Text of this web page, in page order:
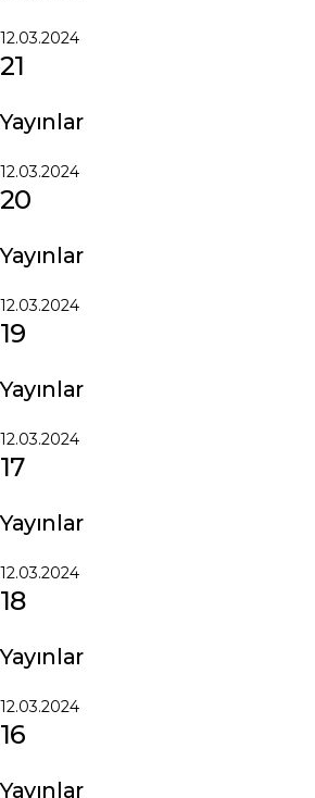
12.03.2024
21
Yayınlar
12.03.2024
20
Yayınlar
12.03.2024
19
Yayınlar
12.03.2024
17
Yayınlar
12.03.2024
18
Yayınlar
12.03.2024
16
Yayınlar